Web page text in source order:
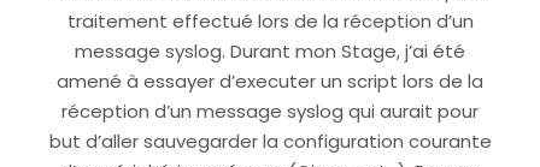
traitement effectué lors de la réception d’un
message syslog. Durant mon Stage, j’ai été
amené à essayer d’executer un script lors de la
réception d’un message syslog qui aurait pour
but d’aller sauvegarder la configuration courante